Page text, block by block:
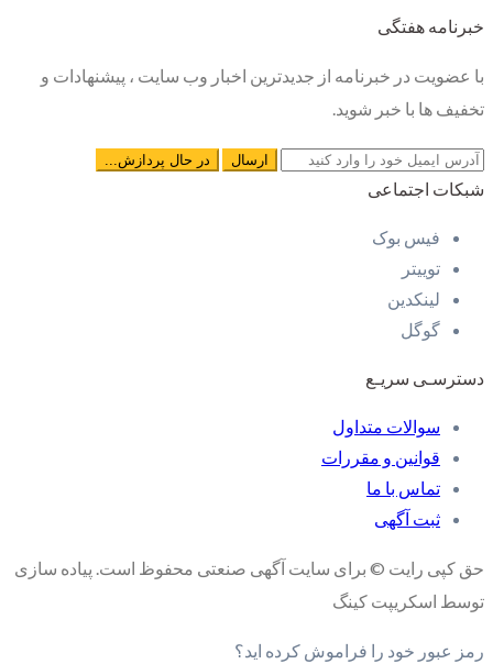
خبرنامه هفتگی
با عضویت در خبرنامه از جدیدترین اخبار وب سایت ، پیشنهادات و
تخفیف ها با خبر شوید.
شبکات اجتماعی
فیس بوک
توییتر
لینکدین
گوگل
دسترسـی سریـع
سوالات متداول
قوانین و مقررات
تماس با ما
ثبت آگهی
حق کپی رایت © برای سایت آگهی صنعتی محفوظ است. پیاده سازی
توسط اسکریپت کینگ
رمز عبور خود را فراموش کرده اید؟